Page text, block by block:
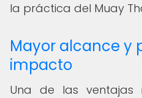
la práctica del Muay
Mayor alcance y
impacto
Una de las ventajas